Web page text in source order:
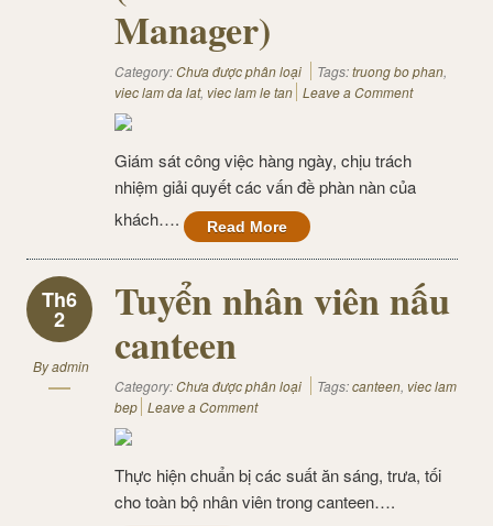
Manager)
Category:Chưa được phân loại Tags:truong bo phan,
viec lam da lat, viec lam le tan Leave a Comment
Giám sát công việc hàng ngày, chịu trách
nhiệm giải quyết các vấn đề phàn nàn của
khách….
Read More
Th6
2
Byadmin
Tuyển nhân viên nấu
canteen
Category:Chưa được phân loại Tags:canteen, viec lam
bep Leave a Comment
Thực hiện chuẩn bị các suất ăn sáng, trưa, tối
cho toàn bộ nhân viên trong canteen….